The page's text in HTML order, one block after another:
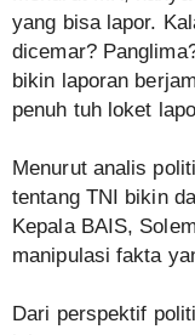
yang bisa lapor.
dicemar?
bikin laporan
penuh tuh loket
Menurut analis
tentang TNI bikin
Kepala BAIS,
manipulasi fakta
Dari perspektif